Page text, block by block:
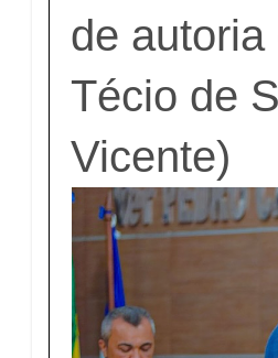
de
Técio de
Vicente)